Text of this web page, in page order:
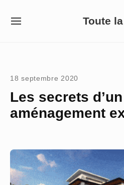
Toute
SITE
18 septembre 2020
Les secrets
aménagement